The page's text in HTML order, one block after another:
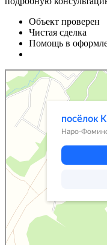
Объект проверен
Чистая сделка
Помощь в